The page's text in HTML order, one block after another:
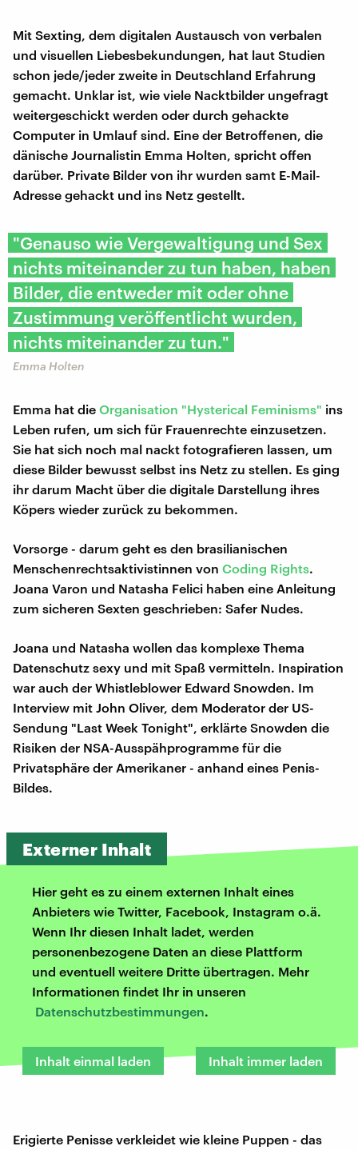
Mit Sexting, dem digitalen Austausch von verbalen
und visuellen Liebesbekundungen, hat laut Studien
schon jede/jeder zweite in Deutschland Erfahrung
gemacht. Unklar ist, wie viele Nacktbilder ungefragt
weitergeschickt werden oder durch gehackte
Computer in Umlauf sind. Eine der Betroffenen, die
dänische Journalistin Emma Holten, spricht offen
darüber. Private Bilder von ihr wurden samt E-Mail-
Adresse gehackt und ins Netz gestellt.
"Genauso wie Vergewaltigung und Sex
nichts miteinander zu tun haben, haben
Bilder, die entweder mit oder ohne
Zustimmung veröffentlicht wurden,
nichts miteinander zu tun."
Emma Holten
Emma hat die Organisation "Hysterical Feminisms" ins
Leben rufen, um sich für Frauenrechte einzusetzen.
Sie hat sich noch mal nackt fotografieren lassen, um
diese Bilder bewusst selbst ins Netz zu stellen. Es ging
ihr darum Macht über die digitale Darstellung ihres
Köpers wieder zurück zu bekommen.
Vorsorge - darum geht es den brasilianischen
Menschenrechtsaktivistinnen von Coding Rights.
Joana Varon und Natasha Felici haben eine Anleitung
zum sicheren Sexten geschrieben: Safer Nudes.
Joana und Natasha wollen das komplexe Thema
Datenschutz sexy und mit Spaß vermitteln. Inspiration
war auch der Whistleblower Edward Snowden. Im
Interview mit John Oliver, dem Moderator der US-
Sendung "Last Week Tonight", erklärte Snowden die
Risiken der NSA-Ausspähprogramme für die
Privatsphäre der Amerikaner - anhand eines Penis-
Bildes.
Externer Inhalt
Hier geht es zu einem externen Inhalt eines
Anbieters wie Twitter, Facebook, Instagram o.ä.
Wenn Ihr diesen Inhalt ladet, werden
personenbezogene Daten an diese Plattform
und eventuell weitere Dritte übertragen. Mehr
Informationen findet Ihr in unseren
Datenschutzbestimmungen.
Inhalt einmal laden Inhalt immer laden
Erigierte Penisse verkleidet wie kleine Puppen - das